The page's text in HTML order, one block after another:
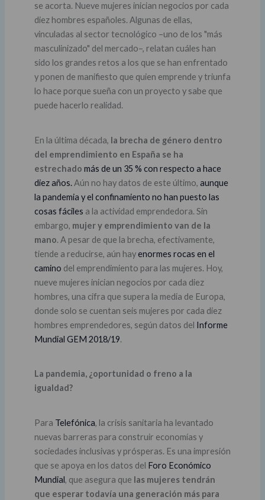
se acorta. Nueve mujeres inician negocios por cada
diez hombres españoles. Algunas de ellas,
vinculadas al sector tecnológico –uno de los "más
masculinizado" del mercado–, relatan cuáles han
sido los grandes retos a los que se han enfrentado
y ponen de manifiesto que quien emprende y triunfa
lo hace porque sueña con un proyecto y sabe que
puede hacerlo realidad.
En la última década, la brecha de género dentro
del emprendimiento en España se ha
estrechado más de un 35 % con respecto a hace
diez años.Aún no hay datos de este último, aunque
la pandemia y el confinamiento no han puesto las
cosas fáciles a la actividad emprendedora. Sin
embargo, mujer y emprendimiento van de la
mano. A pesar de que la brecha, efectivamente,
tiende a reducirse, aún hayenormes rocas en el
camino del emprendimiento para las mujeres. Hoy,
nueve mujeres inician negocios por cada diez
hombres, una cifra que supera la media de Europa,
donde solo se cuentan seis mujeres por cada diez
hombres emprendedores, según datos del Informe
Mundial GEM 2018/19.
La pandemia, ¿oportunidad o freno a la
igualdad?
Para Telefónica, la crisis sanitaria ha levantado
nuevas barreras para construir economías y
sociedades inclusivas y prósperas. Es una impresión
que se apoya en los datos del Foro Económico
Mundial, que asegura que las mujeres tendrán
que esperar todavía una generación más para